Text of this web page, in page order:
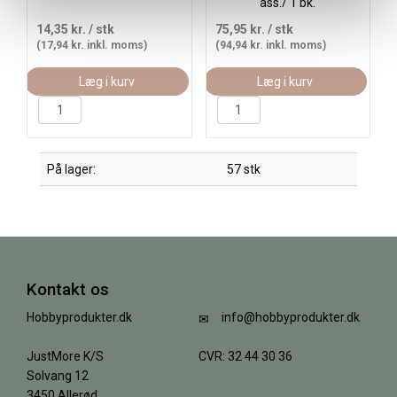
14,35 kr. / stk
(17,94 kr. inkl. moms)
Læg i kurv
75,95 kr. / stk
(94,94 kr. inkl. moms)
Læg i kurv
På lager: 57 stk
Kontakt os
Hobbyprodukter.dk
JustMore K/S
Solvang 12
info@hobbyprodukter.dk
CVR: 32 44 30 36